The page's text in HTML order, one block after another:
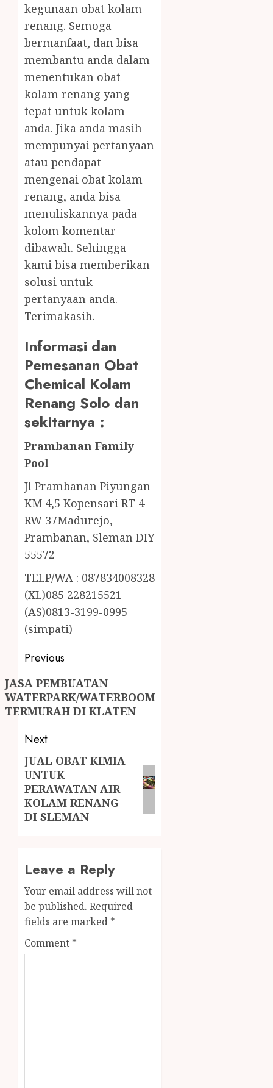
kegunaan obat kolam
renang. Semoga
bermanfaat, dan bisa
membantu anda dalam
menentukan obat
kolam renang yang
tepat untuk kolam
anda. Jika anda masih
mempunyai pertanyaan
atau pendapat
mengenai obat kolam
renang, anda bisa
menuliskannya pada
kolom komentar
dibawah. Sehingga
kami bisa memberikan
solusi untuk
pertanyaan anda.
Terimakasih.
Informasi dan
Pemesanan Obat
Chemical Kolam
Renang Solo dan
sekitarnya :
Prambanan Family
Pool
Jl Prambanan Piyungan
KM 4,5 Kopensari RT 4
RW 37Madurejo,
Prambanan, Sleman DIY
55572
TELP/WA : 087834008328
(XL)085 228215521
(AS)0813-3199-0995
(simpati)
Previous
JASA PEMBUATAN
WATERPARK/WATERBOOM
TERMURAH DI KLATEN
Next
JUAL OBAT KIMIA
UNTUK
PERAWATAN AIR
KOLAM RENANG
DI SLEMAN
Leave a Reply
Your email address will not
be published. Required
fields are marked *
Comment *